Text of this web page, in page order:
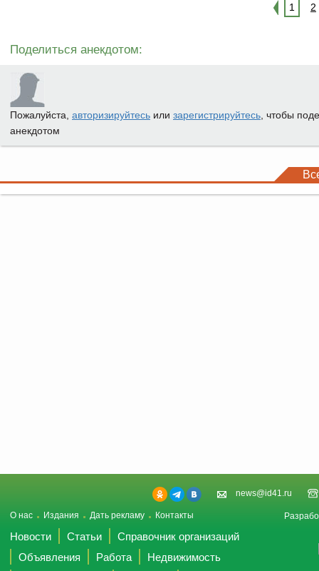
1 2
Поделиться анекдотом:
Пожалуйста, авторизируйтесь или зарегистрируйтесь , чтобы
анекдотом
news@id41.ru
О нас Издания Дать рекламу Контакты
Новости Статьи
Справочник организаций
Объявления
Работа
Недвижимость